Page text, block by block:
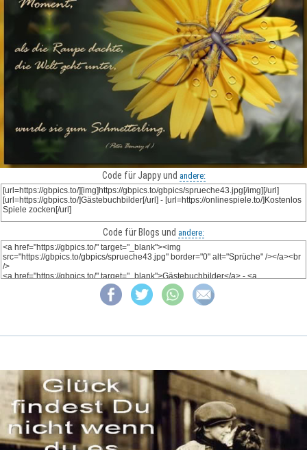
Code für Jappy und andere:
Code für Blogs und andere: